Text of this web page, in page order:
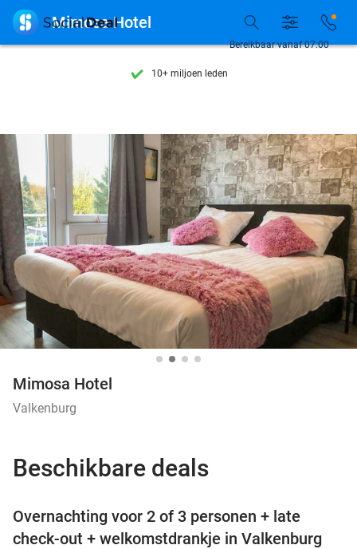
7 dagen per week beschikbaar
10+ miljoen leden
7 dagen per week beschikbaar
10+ miljoen leden
Bereikbaar vanaf 07:00
 Mimosa Hotel
Mimosa Hotel
Valkenburg
Beschikbare deals
Overnachting voor 2 of 3 personen + late
check-out + welkomstdrankje in Valkenburg